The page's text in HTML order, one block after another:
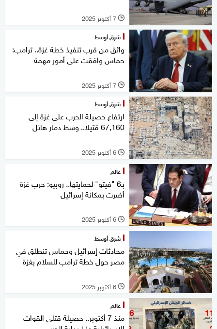
l 7 أكتوبر 2025
شرق أوسط
واثق من قرب تنفيذ خطة غزة.. ترامب:
حماس وافقت على أمور مهمة
l 7 أكتوبر 2025
شرق أوسط
ارتفاع حصيلة الحرب على غزة إلى
67,160 قتيلا.. وسط دمار هائل
l 6 أكتوبر 2025
عالم
بـ6 "فيتو" لحمايتها.. روبيو: حرب غزة
أضرت بمكانة إسرائيل
l 6 أكتوبر 2025
شرق أوسط
محادثات إسرائيل وحماس تنطلق في
مصر حول خطة ترامب للسلام بغزة
l 6 أكتوبر 2025
عالم
منذ 7 أكتوبر.. حصيلة قتلى القوات